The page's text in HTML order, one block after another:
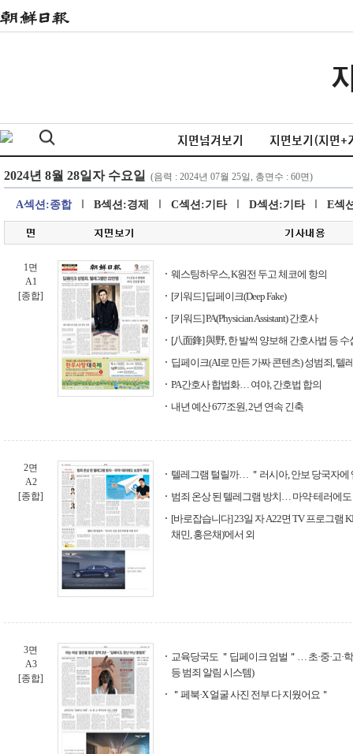
지면넘겨보기 지면보기(지면+
A섹션:종합 B섹션:경제 C섹션:기타 D섹션:기타 E섹
1면
A1
[종합]
웨스팅하우스, K원전 두고 체코에 항의
[키워드] 딥페이크(Deep Fake)
[키워드] PA(Physician Assistant) 간호사
[八面鋒] 與野, 한 발씩 양보해 간호사법 등
딥페이크(AI로 만든 가짜 콘텐츠) 성범죄, 텔
PA간호사 합법화… 여야, 간호법 합의
내년 예산 677조원, 2년 연속 긴축
2면
A2
[종합]
텔레그램 털릴까… ＂러시아, 안보 당국자에
범죄 온상 된 텔레그램 방치… 마약·테러에
[바로잡습니다] 23일 자 A22면 TV 프로그램
채민, 홍은채)'에서 외
3면
A3
[종합]
교육당국도 ＂딥페이크 엄벌＂… 초·중·고·
등 범죄 알림 시스템)
＂페북·X 얼굴 사진 전부 다 지웠어요＂